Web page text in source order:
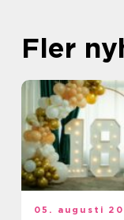
Fler
05. augusti